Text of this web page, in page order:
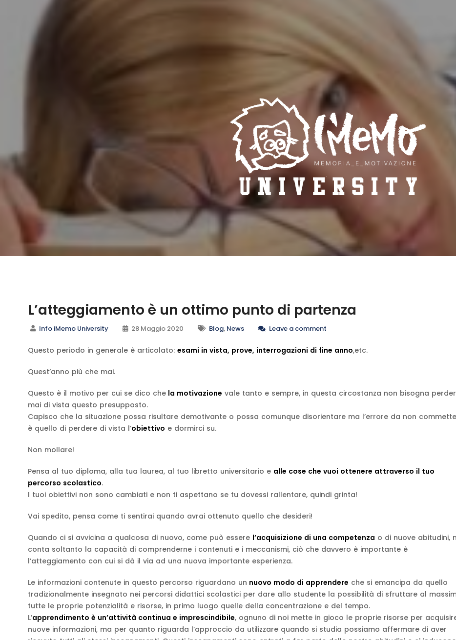
L’atteggiamento è un ottimo punto di partenza
Info iMemo University 28 Maggio 2020 Blog, News Leave a comment
Questo periodo in generale è articolato: esami in vista, prove, interrogazioni di fine anno,etc.
Quest’anno più che mai.
Questo è il motivo per cui se dico che la motivazione vale tanto e sempre, in questa circostanza non bisogna
mai di vista questo presupposto.
Capisco che la situazione possa risultare demotivante o possa comunque disorientare ma l’errore da non
è quello di perdere di vista l’obiettivo e dormirci su.
Non mollare!
Pensa al tuo diploma, alla tua laurea, al tuo libretto universitario e alle cose che vuoi ottenere attraverso il tuo
percorso scolastico.
I tuoi obiettivi non sono cambiati e non ti aspettano se tu dovessi rallentare, quindi grinta!
Vai spedito, pensa come ti sentirai quando avrai ottenuto quello che desideri!
Quando ci si avvicina a qualcosa di nuovo, come può essere l’acquisizione di una competenza o di nuove abitudini,
conta soltanto la capacità di comprenderne i contenuti e i meccanismi, ciò che davvero è importante è
l’atteggiamento con cui si dà il via ad una nuova importante esperienza.
Le informazioni contenute in questo percorso riguardano un nuovo modo di apprendere che si emancipa da quello
tradizionalmente insegnato nei percorsi didattici scolastici per dare allo studente la possibilità di sfruttare al
tutte le proprie potenzialità e risorse, in primo luogo quelle della concentrazione e del tempo.
L’apprendimento è un’attività continua e imprescindibile, ognuno di noi mette in gioco le proprie risorse per
nuove informazioni, ma per quanto riguarda l’approccio da utilizzare quando si studia possiamo affermare di aver